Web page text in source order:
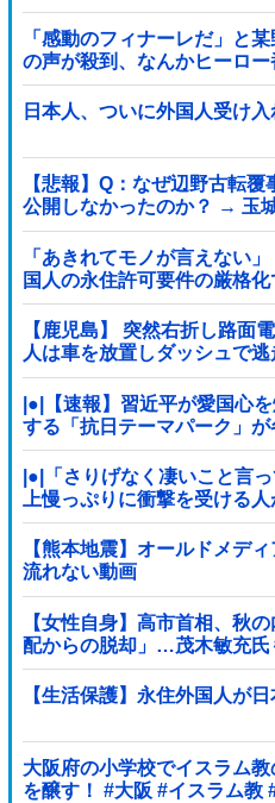
「感動のフィナーレだ」と
の声が殺到、なんかヒーロ
うな気分に……他
日本人、ついに外国人受け
【悲報】Q：なぜ辺野古転
公開しなかったのか？ → 玉
コチラ → ｗｗｗｗｗｗｗｗ
「あきれてモノが言えない
国人の永住許可要件の厳格
【鹿児島】 突然右折し路面
人は車を放置しダッシュで逃
|●|【速報】習近平が愛国心
する「抗日テーマパーク」
姿で一斉突撃！
|●|「さりげなく凄いこと言
上慢っぷりに衝撃を受ける
い財務省が……
【熊本地震】オールドメデ
流れない動画
【女性自身】高市首相、秋
配からの脱却」…茂木敏充氏
【生活保護】永住外国人が
大阪府の小学校でイスラム
を醸す！ #大阪 #イス